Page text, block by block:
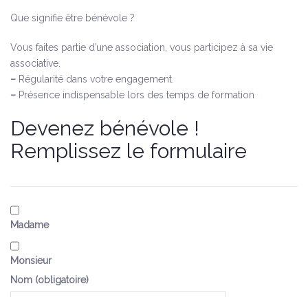
Que signifie être bénévole ?
Vous faites partie d’une association, vous participez à sa vie
associative.
– Régularité dans votre engagement.
– Présence indispensable lors des temps de formation
Devenez bénévole !
Remplissez le formulaire
Madame
Monsieur
Nom (obligatoire)